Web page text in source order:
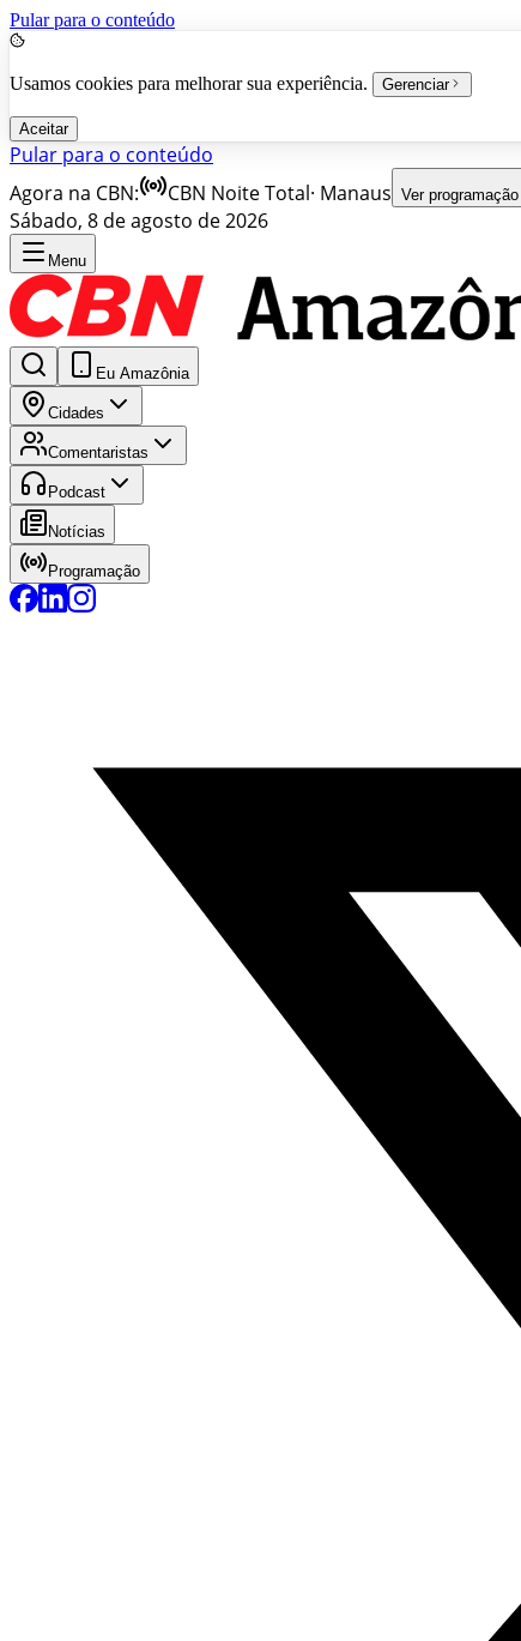
Pular para o conteúdo
Usamos cookies para melhorar sua experiência. Gerenciar
Aceitar
Pular para o conteúdo
Agora na CBN:
CBN Noite Total· Manaus Ver programação
Sábado, 8 de agosto de 2026
Menu
Eu Amazônia
Cidades
Comentaristas
Podcast
Notícias
Programação